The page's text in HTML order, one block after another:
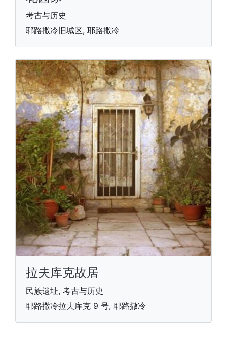
考古与历史
耶路撒冷旧城区, 耶路撒冷
拉夫库克故居
民族遗址, 考古与历史
耶路撒冷拉夫库克 9 号, 耶路撒冷